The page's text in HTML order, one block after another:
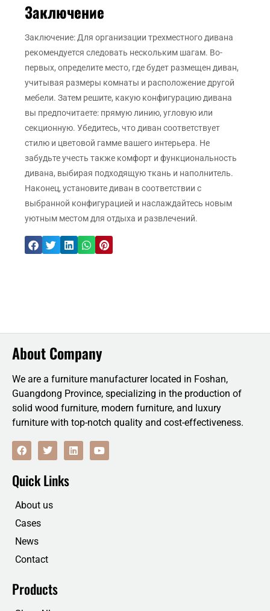
Заключение
Заключение: Для организации трехместного дивана
рекомендуется следовать нескольким шагам. Во-
первых, определите место, где будет размещен диван,
учитывая размеры комнаты и расположение другой
мебели. Затем решите, какую конфигурацию дивана
вы предпочитаете: прямую линию, угловую или
секционную. Убедитесь, что диван соответствует
стилю и цветовой гамме вашего интерьера. Не
забудьте учесть также комфорт и функциональность
дивана, выбирая подходящую ткань и наполнитель.
Наконец, установите диван в соответствии с
выбранной конфигурацией и наслаждайтесь новым
уютным местом для отдыха и развлечений.
About Company
We are a furniture manufacturer located in Foshan,
Guangdong Province, specializing in the production of
solid wood furniture, modern furniture, and luxury
furniture with top-notch quality and cost-effectiveness.
F
a
c
b
o
k
T
w
i
t
t
r
L
i
n
Y
o
u
Quick Links
About us
Cases
News
Contact
Products